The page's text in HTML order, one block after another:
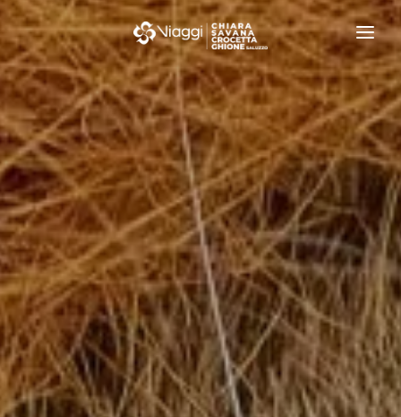
IL GRUPPO
I NOSTRI VIAGGI
IL MONDO
VIAGGI DI NOZZE
LISTE REGALO
EVENTI E NEWS
CONTATTI